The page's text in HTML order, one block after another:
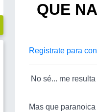
QUE
Registrate para
No sé... me
Mas que